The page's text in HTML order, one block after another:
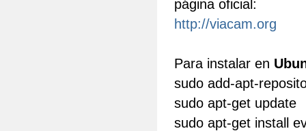
página oficial:
http://viacam.org
Para instalar en
sudo add-apt-
sudo apt-get update
sudo apt-get install